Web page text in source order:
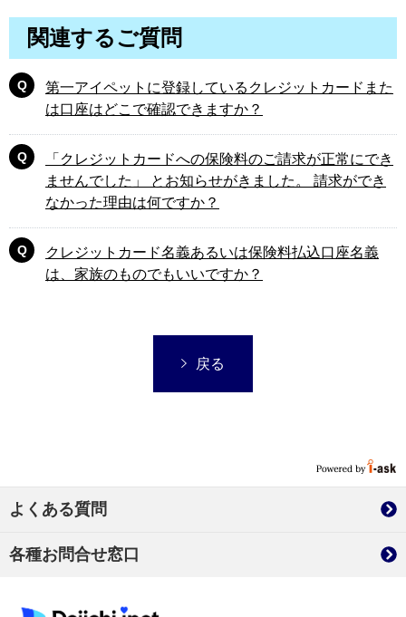
関連するご質問
第一アイペットに登録しているクレジットカードまた
は口座はどこで確認できますか？
「クレジットカードへの保険料のご請求が正常にでき
ませんでした」 とお知らせがきました。 請求ができ
なかった理由は何ですか？
クレジットカード名義あるいは保険料払込口座名義
は、家族のものでもいいですか？
戻る
よくある質問
各種お問合せ窓口